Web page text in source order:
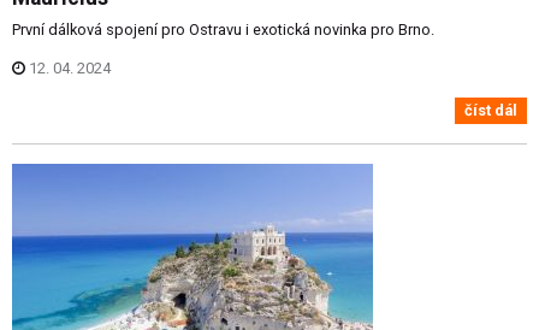
První dálková spojení pro Ostravu i exotická novinka pro Brno.
12. 04. 2024
číst dál